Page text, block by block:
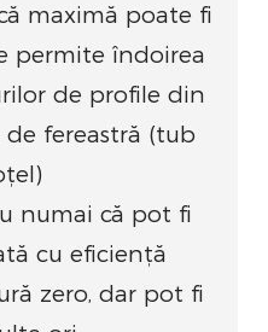
maximă poate fi
permite îndoirea
de profile din
de fereastră (tub
numai că pot fi
cu eficiență
zero, dar pot fi